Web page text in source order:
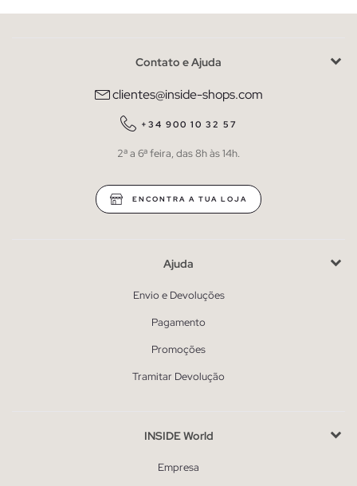
Contato e Ajuda
clientes@inside-shops.com
+34 900 10 32 57
2ª a 6ª feira, das 8h às 14h.
ENCONTRA A TUA LOJA
Ajuda
Envio e Devoluções
Pagamento
Promoções
Tramitar Devolução
INSIDE World
Empresa